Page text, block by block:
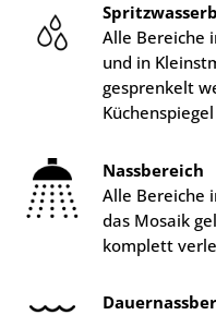
Alle Bereiche
und in
gesprenkelt
Nassbereich
Alle Bereiche
das Mosaik
komplett